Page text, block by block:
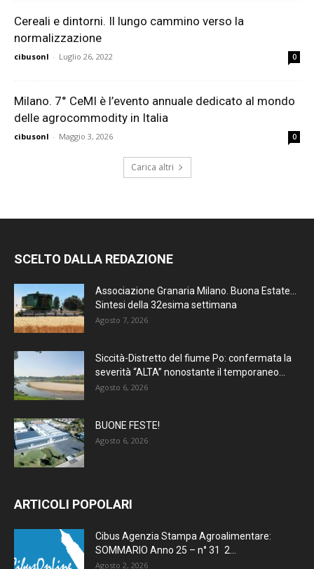
Cereali e dintorni. Il lungo cammino verso la
normalizzazione
cibusonl - Luglio 26, 2022 0
Milano. 7° CeMI è l’evento annuale dedicato al mondo
delle agrocommodity in Italia
cibusonl - Maggio 3, 2026 0
Carica altri
SCELTO DALLA REDAZIONE
Associazione Granaria Milano. Buona Estate…
Sintesi della 32esima settimana
Agosto 7, 2026
Siccità-Distretto del fiume Po: confermata la
severità “ALTA” nonostante il temporaneo...
Agosto 6, 2026
BUONE FESTE!
Agosto 6, 2026
ARTICOLI POPOLARI
Cibus Agenzia Stampa Agroalimentare:
SOMMARIO Anno 25 – n° 31 2...
Agosto 2, 2026